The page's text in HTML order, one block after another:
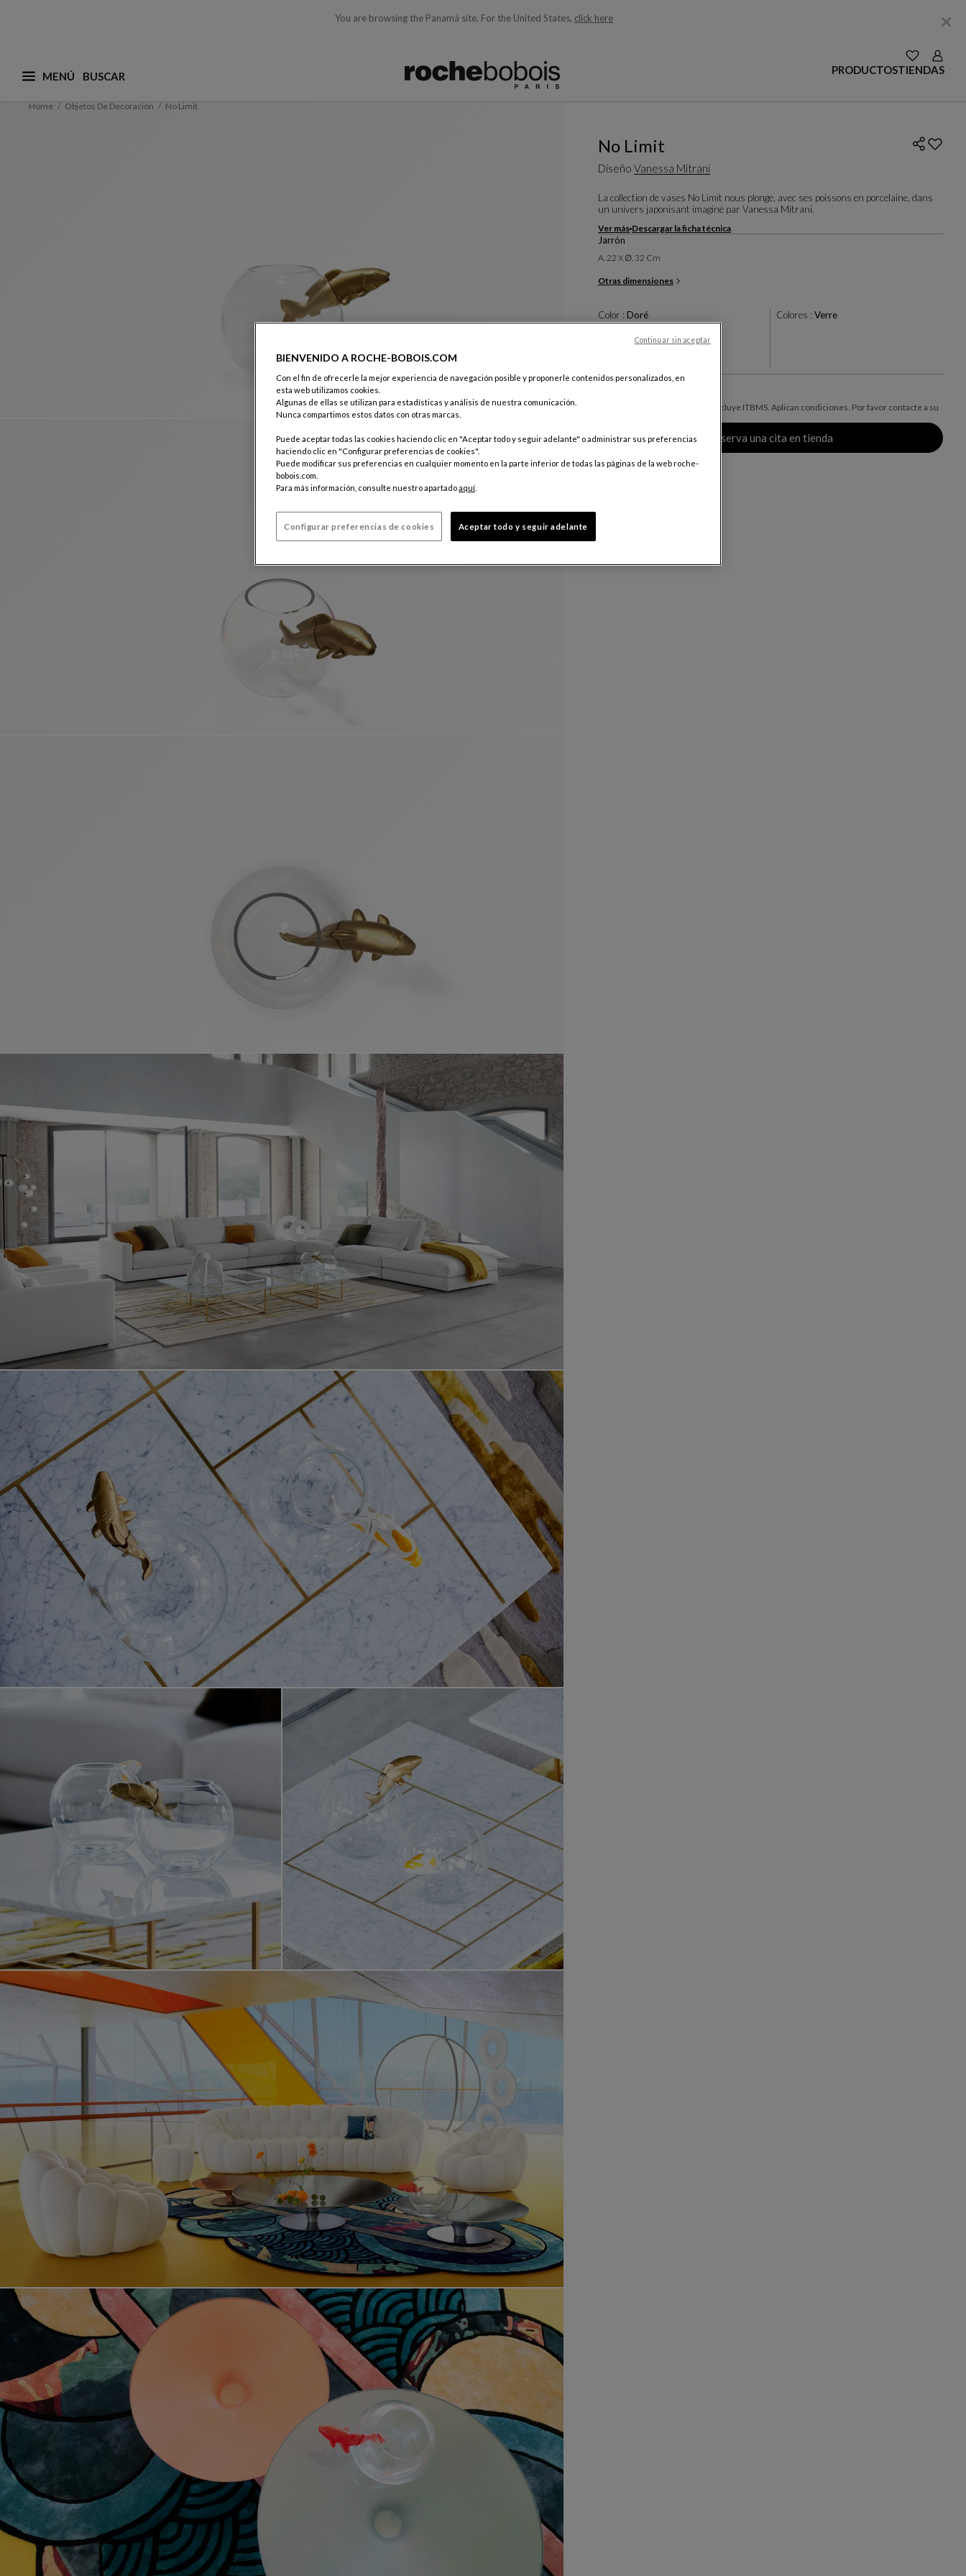
You are browsing the Panamá site. For the United States, click here
MENÚ
¿Qué está buscando? (adaptamos las sugerencias aquí debajo acorde con lo que está buscando)
VER LAS
Login
PRODUCTOSTIENDAS
Home Objetos De Decoración No Limit
No Limit
Diseño Vanessa Mitrani
La collection de vases No Limit nous plonge, avec ses poissons en porcelaine, dans
un univers japonisant imaginé par Vanessa Mitrani.
Ver más Descargar la ficha técnica
Jarrón
A. 22 X ∅. 32 Cm
Otras dimensiones
Colores : Verre
Color : Doré
+1
$ 390
Precio válido para Panamá, no incluye ITBMS. Aplican condiciones. Por favor contacte a su
Reserva una cita en tienda
BIENVENIDO A ROCHE-BOBOIS.COM
Con el fin de ofrecerle la mejor experiencia de navegación posible y proponerle contenidos personalizados, en
esta web utilizamos cookies.
Algunas de ellas se utilizan para estadísticas y análisis de nuestra comunicación.
Nunca compartimos estos datos con otras marcas.
Puede aceptar todas las cookies haciendo clic en "Aceptar todo y seguir adelante" o administrar sus preferencias
haciendo clic en "Configurar preferencias de cookies".
Puede modificar sus preferencias en cualquier momento en la parte inferior de todas las páginas de la web roche-
bobois.com.
Para más información, consulte nuestro apartadoaquí
Configurar preferencias de cookies Aceptar todo y seguir adelante
Continuar sin aceptar